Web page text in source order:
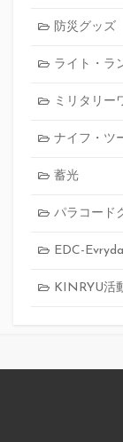
防災グッズ
ライト・ラ
ミリタリー
ナイフ・ツ
蓄光
パラコード
EDC-
KINRYU活